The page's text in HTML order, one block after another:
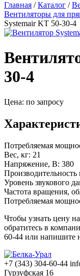
Главная /Каталог /
Вентиляторы для
Systemair KT 50-30-4
30-4
Цена: по запросу
Потребляемая
Вес, кг: 21
Напряжение, В: 380
Производительность
Уровень звукового
Частота вращения,
Потребляемая
Чтобы узнать цену
обратитесь в
60-44 или напишите
+7 (343) 304-60-44
Гурзуфская 16